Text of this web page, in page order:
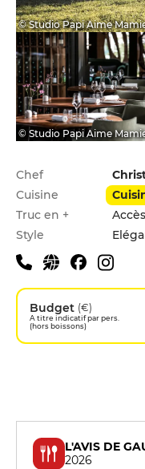
© Studio Papi Aime
© Studio Papi Aime
Infos
Chef
Cuisine
Truc en +
Style
Budget (€)
A titre indicatif par pers.
(hors boissons)
L'AVIS DE
2026